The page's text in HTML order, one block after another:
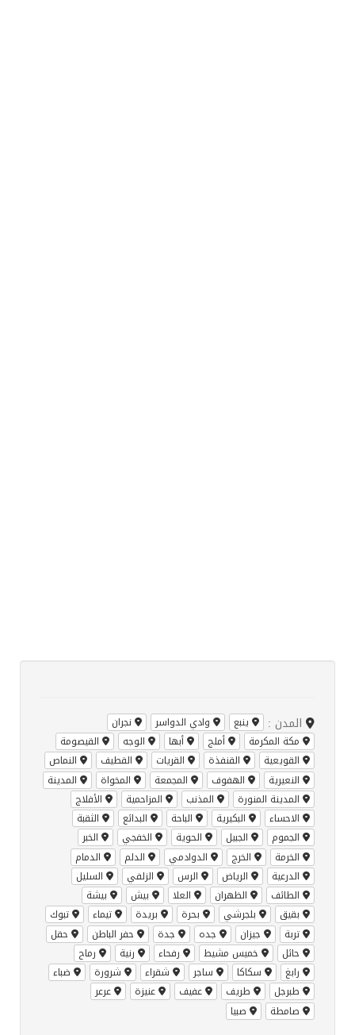
المدن : ينبع وادي الدواسر
نجران
مكة المكرمة
أملج أبها الوجه
القيصومة
القويعية
القنفذة القريات القطيف
النماص
النعيرية
الهفوف المجمعة المخواة
المدينة
المدينة المنورة
المذنب المزاحمية
الأفلاج
الاحساء
البكيرية الباحة البدائع
الثقبة
الجموم
الجبيل الحوية الخفجي
الخبر
الخرمة
الخرج الدوادمي الدلم
الدمام
الدرعية
الرياض الرس الزلفي
السليل
الطائف
الظهران العلا بيش
بيشة
بقيق
بلجرشي بحرة بريدة تيماء
تبوك
تربة
جيزان جده جدة حفر الباطن
حقل
حائل
خميس مشيط رفحاء رنية
رماح
رابغ
سكاكا ساجر شقراء شرورة
ضباء
طبرجل
طريف عفيف عنيزة
عرعر
صامطة
صبيا